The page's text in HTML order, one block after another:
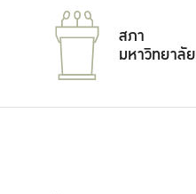
สภา
มหาวิทยาลัย